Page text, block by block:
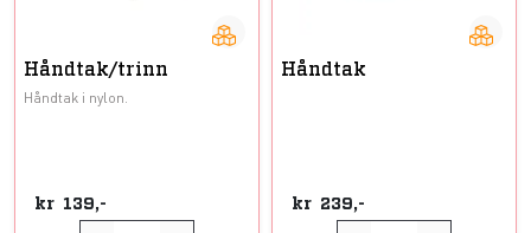
Håndtak/trinn
Håndtak i nylon.
kr 139,-
Håndtak
kr 239,-